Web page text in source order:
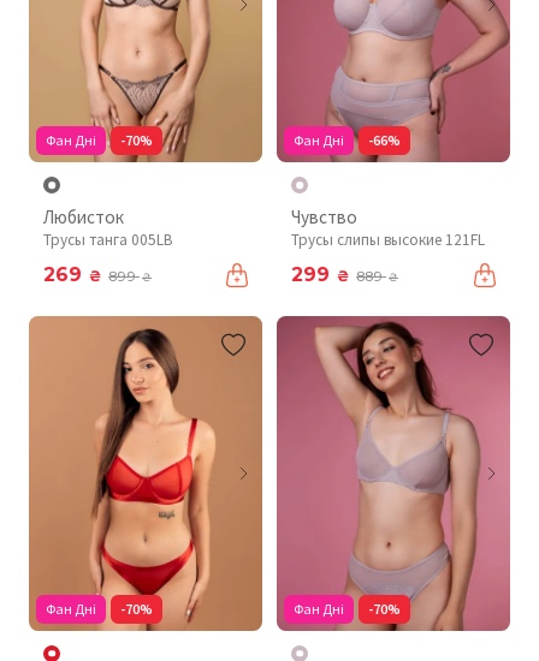
Фан Дні -70%
Любисток
Трусы танга 005LB
269 ₴ 899₴
Фан Дні -66%
Чувство
Трусы слипы высокие 121FL
299 ₴ 889₴
Фан Дні -70% Фан Дні -70%